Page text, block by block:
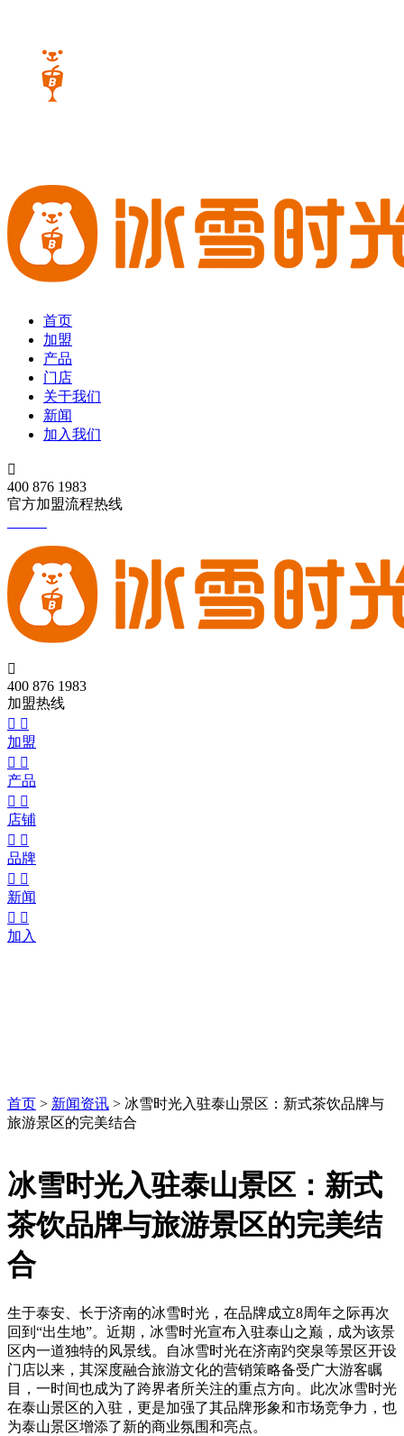
首页
加盟
产品
门店
关于我们
新闻
加入我们

400 876 1983
官方加盟流程热线

400 876 1983
加盟热线
 
加盟
 
产品
 
店铺
 
品牌
 
新闻
 
加入
首页 > 新闻资讯 > 冰雪时光入驻泰山景区：新式茶饮品牌与
旅游景区的完美结合
冰雪时光入驻泰山景区：新式
茶饮品牌与旅游景区的完美结
合
生于泰安、长于济南的冰雪时光，在品牌成立8周年之际再次
回到“出生地”。近期，冰雪时光宣布入驻泰山之巅，成为该景
区内一道独特的风景线。自冰雪时光在济南趵突泉等景区开设
门店以来，其深度融合旅游文化的营销策略备受广大游客瞩
目，一时间也成为了跨界者所关注的重点方向。此次冰雪时光
在泰山景区的入驻，更是加强了其品牌形象和市场竞争力，也
为泰山景区增添了新的商业氛围和亮点。